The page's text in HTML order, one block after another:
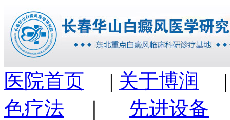
医院首页 | 关于博润
色疗法
先进设备